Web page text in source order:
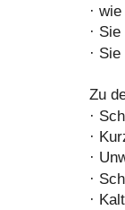
· wie
· Sie
· Sie
Zu
·
·
·
·
·